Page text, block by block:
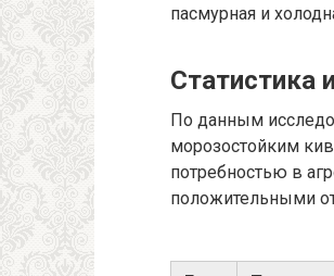
пасмурная и
Статистика
По данным
морозостойким
потребностью в
положительными